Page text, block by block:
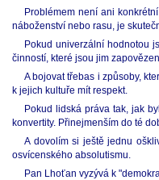
Problémem není ani
náboženství nebo rasu, je
Pokud univerzální hodnotou
činností, které jsou jim
A bojovat třebas i způsoby,
k jejich kultuře mít respekt.
Pokud lidská práva tak, jak
konvertity. Přinejmenším do té
A dovolím si ještě jednu
osvícenského absolutismu.
Pan Lhoťan vyzývá k